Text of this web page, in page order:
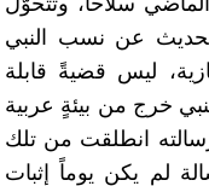
عن نسب النبي
ليس قضيةً قابلة
خرج من بيئةٍ عربية
انطلقت من تلك
لم يكن يوماً إثبات